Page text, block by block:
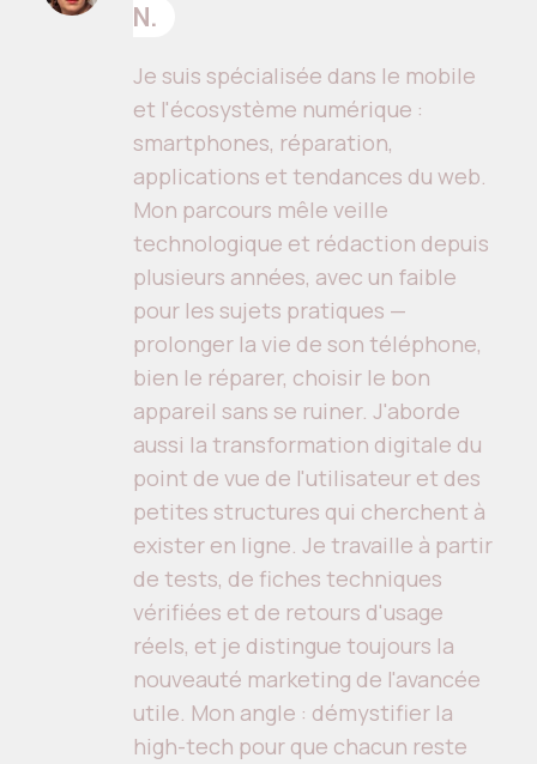
N.
Je suis spécialisée dans le mobile
et l'écosystème numérique :
smartphones, réparation,
applications et tendances du web.
Mon parcours mêle veille
technologique et rédaction depuis
plusieurs années, avec un faible
pour les sujets pratiques —
prolonger la vie de son téléphone,
bien le réparer, choisir le bon
appareil sans se ruiner. J'aborde
aussi la transformation digitale du
point de vue de l'utilisateur et des
petites structures qui cherchent à
exister en ligne. Je travaille à partir
de tests, de fiches techniques
vérifiées et de retours d'usage
réels, et je distingue toujours la
nouveauté marketing de l'avancée
utile. Mon angle : démystifier la
high-tech pour que chacun reste